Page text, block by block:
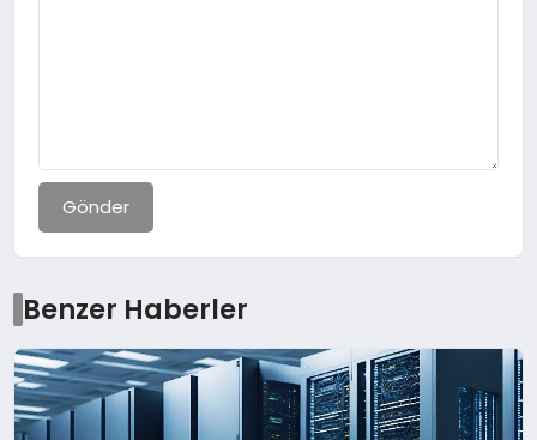
Gönder
Benzer Haberler